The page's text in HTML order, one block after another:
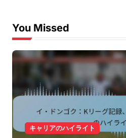
You Missed
キャリアのハイライト